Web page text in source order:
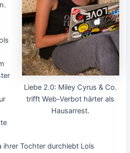
Liebe 2.0: Miley Cyrus & Co.
trifft Web-Verbot härter als
Hausarrest.
ihrer Tochter durchlebt Lols